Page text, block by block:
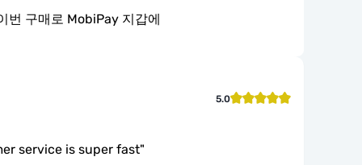
번 구매로 MobiPay 지갑에
5.0
service is super fast"